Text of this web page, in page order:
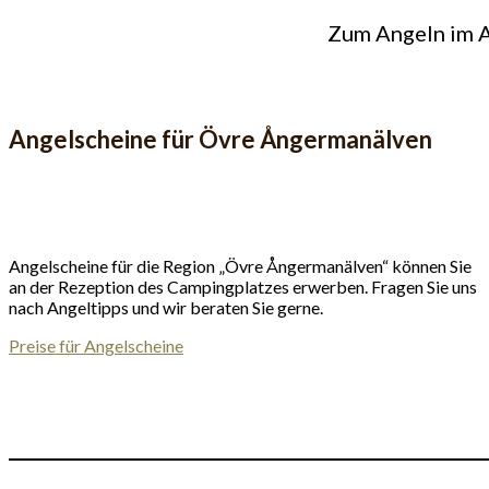
Zum Angeln im
Angelscheine für Övre Ångermanälven
Angelscheine für die Region „Övre Ångermanälven“ können Sie
an der Rezeption des Campingplatzes erwerben. Fragen Sie uns
nach Angeltipps und wir beraten Sie gerne.
Preise für Angelscheine